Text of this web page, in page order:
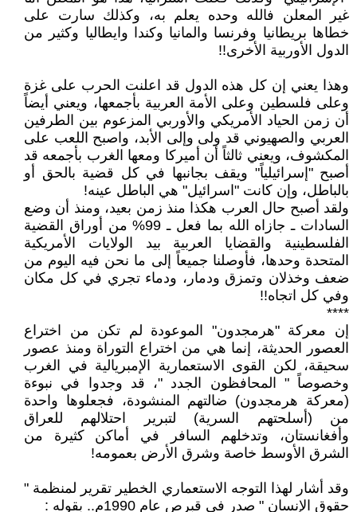
غير المعلن فالله وحده يعلم به، وكذلك سارت على
خطاها بريطانيا وفرنسا والمانيا وكندا وايطاليا وكثير من
الدول الأوربية الأخرى!!
وهذا يعني إن كل هذه الدول قد اعلنت الحرب على غزة
وعلى فلسطين وعلى الأمة العربية بأجمعها، ويعني أيضاً
أن زمن الحياد الأمريكي والأوربي المزعوم بين الطرفين
العربي والصهيوني قد ولى وإلى الأبد، واصبح اللعب على
المكشوف، ويعني ثالثاً أن أميركا ومعها الغرب بأجمعه قد
أصبح "إسرائيلياً" ويقف بجانبها في كل قضية بالحق أو
بالباطل، وإن كانت "اسرائيل" هي الباطل عينه!
ولقد أصبح حال العرب هكذا منذ زمن بعيد، ومنذ أن وضع
السادات ـ جازاه الله بما فعل ـ 99% من أوراق القضية
الفلسطينية والقضايا العربية بيد الولايات الأمريكية
المتحدة وحدها، فأوصلنا جميعاً إلى ما نحن فيه اليوم من
ضعف وخذلان وتمزق ودمار، ودماء تجري في كل مكان
وفي كل اتجاه!!
****
إن معركة "هرمجدون" الموعودة لم تكن من اختراع
العصور الحديثة، إنما هي من اختراع التوراة ومنذ عصور
سحيقة، لكن القوى الاستعمارية الإمبريالية في الغرب
وخصوصاً " المحافظون الجدد "، قد وجدوا في نبوءة
(معركة هرمجدون) ضالتهم المنشودة، فجعلوها واحدة
من (أسلحتهم السرية) لتبرير احتلالهم للعراق
وأفغانستان، وتدخلهم السافر في أماكن كثيرة من
الشرق الأوسط خاصة وشرق الأرض بعمومه!
وقد أشار لهذا التوجه الاستعماري الخطير تقرير لمنظمة "
حقوق الإنسان " صدر في قبرص عام 1990م.. بقوله :